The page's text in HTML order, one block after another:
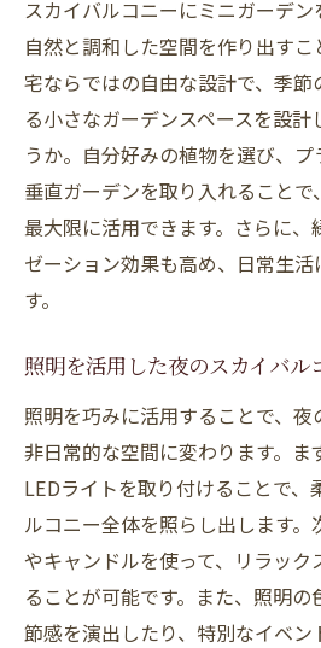
スカイバルコニーにミニガーデン
自然と調和した空間を作り出す
宅ならではの自由な設計で、季節
る小さなガーデンスペースを設計
うか。自分好みの植物を選び、プ
垂直ガーデンを取り入れることで
最大限に活用できます。さらに、
ゼーション効果も高め、日常生
す。
照明を活用した夜のスカイバル
照明を巧みに活用することで、
非日常的な空間に変わります。ま
LEDライトを取り付けることで、
ルコニー全体を照らし出します
やキャンドルを使って、リラック
ることが可能です。また、照明
節感を演出したり、特別なイベン